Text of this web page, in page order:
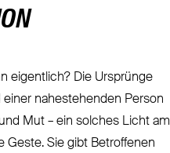
eigentlich? Die Ursprünge
nahestehenden Person
Mut – ein solches Licht am
Geste. Sie gibt Betroffenen